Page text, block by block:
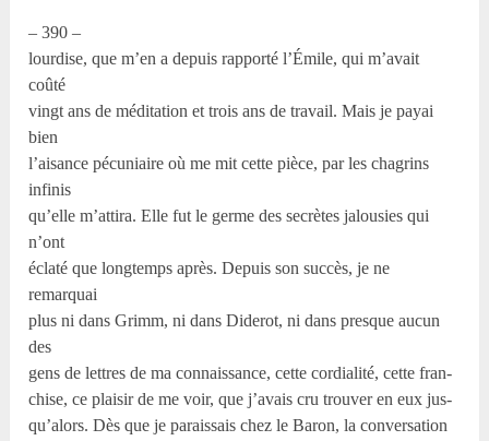
– 390 –
lourdise, que m’en a depuis rapporté l’Émile, qui m’avait
coûté
vingt ans de méditation et trois ans de travail. Mais je payai
bien
l’aisance pécuniaire où me mit cette pièce, par les chagrins
infinis
qu’elle m’attira. Elle fut le germe des secrètes jalousies qui
n’ont
éclaté que longtemps après. Depuis son succès, je ne
remarquai
plus ni dans Grimm, ni dans Diderot, ni dans presque aucun
des
gens de lettres de ma connaissance, cette cordialité, cette fran-
chise, ce plaisir de me voir, que j’avais cru trouver en eux jus-
qu’alors. Dès que je paraissais chez le Baron, la conversation